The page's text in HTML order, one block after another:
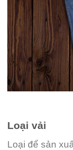
Loại vải
Loại để sản